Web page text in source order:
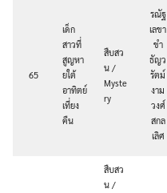
65
เด็ก
สาวที่
สูญหา
ยใต้
อาทิตย์
เที่ยง
คืน
สืบสว
น /
Myste
ry
รณัฐ
เลขา
ขำ
ธัญว
รัตม์
งาม
วงศ์
สกล
เลิศ
สืบสว
น /